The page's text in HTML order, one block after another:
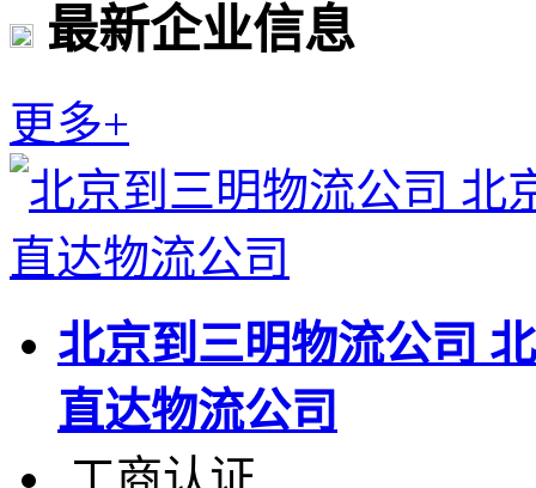
最新企业信息
更多+
北京到三明物流公司
直达物流公司
工商认证